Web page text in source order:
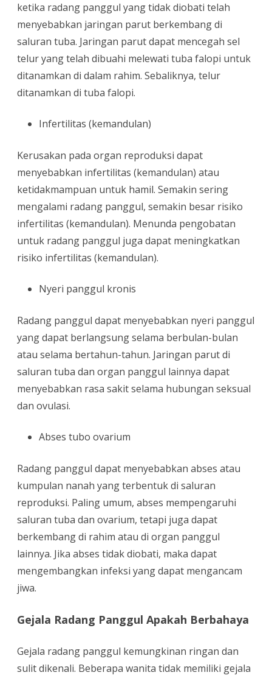
ketika radang panggul yang tidak diobati telah
menyebabkan jaringan parut berkembang di
saluran tuba. Jaringan parut dapat mencegah sel
telur yang telah dibuahi melewati tuba falopi untuk
ditanamkan di dalam rahim. Sebaliknya, telur
ditanamkan di tuba falopi.
Infertilitas (kemandulan)
Kerusakan pada organ reproduksi dapat
menyebabkan infertilitas (kemandulan) atau
ketidakmampuan untuk hamil. Semakin sering
mengalami radang panggul, semakin besar risiko
infertilitas (kemandulan). Menunda pengobatan
untuk radang panggul juga dapat meningkatkan
risiko infertilitas (kemandulan).
Nyeri panggul kronis
Radang panggul dapat menyebabkan nyeri panggul
yang dapat berlangsung selama berbulan-bulan
atau selama bertahun-tahun. Jaringan parut di
saluran tuba dan organ panggul lainnya dapat
menyebabkan rasa sakit selama hubungan seksual
dan ovulasi.
Abses tubo ovarium
Radang panggul dapat menyebabkan abses atau
kumpulan nanah yang terbentuk di saluran
reproduksi. Paling umum, abses mempengaruhi
saluran tuba dan ovarium, tetapi juga dapat
berkembang di rahim atau di organ panggul
lainnya. Jika abses tidak diobati, maka dapat
mengembangkan infeksi yang dapat mengancam
jiwa.
Gejala Radang Panggul Apakah Berbahaya
Gejala radang panggul kemungkinan ringan dan
sulit dikenali. Beberapa wanita tidak memiliki gejala